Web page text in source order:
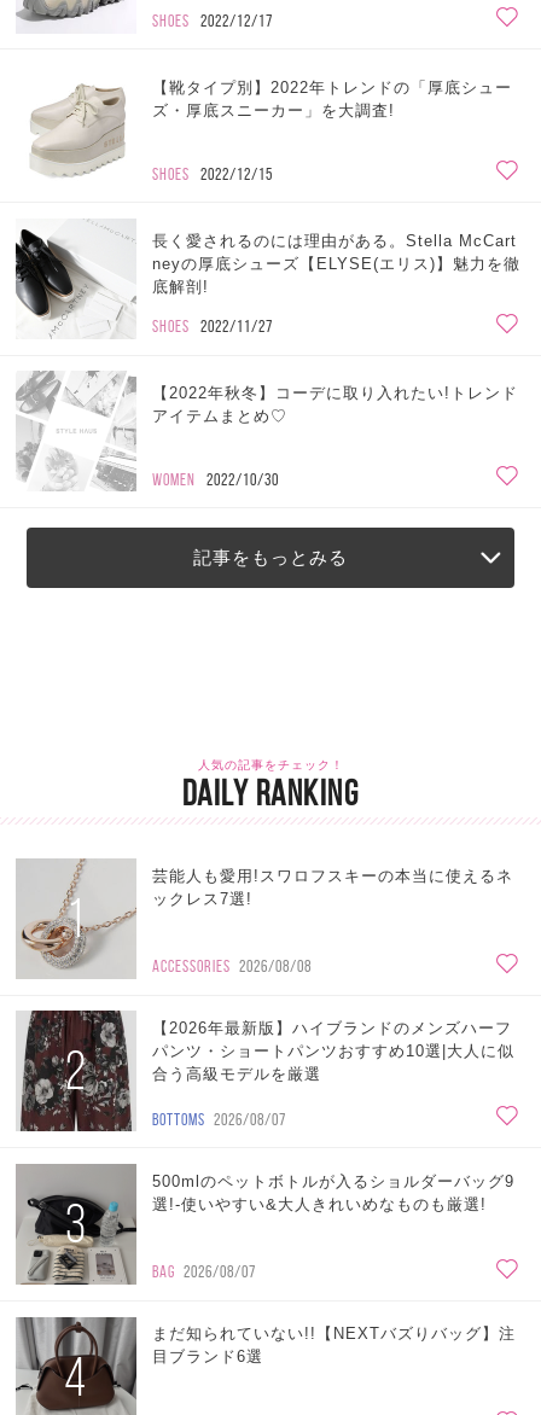
SHOES 2022/12/17
【靴タイプ別】2022年トレンドの「厚底シュー
ズ・厚底スニーカー」を大調査!
SHOES 2022/12/15
長く愛されるのには理由がある。Stella McCart
neyの厚底シューズ【ELYSE(エリス)】魅力を徹
底解剖!
SHOES 2022/11/27
【2022年秋冬】コーデに取り入れたい!トレンド
アイテムまとめ♡
WOMEN 2022/10/30
記事をもっとみる
人気の記事をチェック！
DAILY RANKING
1
芸能人も愛用!スワロフスキーの本当に使えるネ
ックレス7選!
ACCESSORIES 2026/08/08
2
【2026年最新版】ハイブランドのメンズハーフ
パンツ・ショートパンツおすすめ10選|大人に似
合う高級モデルを厳選
BOTTOMS 2026/08/07
3
500mlのペットボトルが入るショルダーバッグ9
選!-使いやすい&大人きれいめなものも厳選!
BAG 2026/08/07
4
まだ知られていない!!【NEXTバズりバッグ】注
目ブランド6選